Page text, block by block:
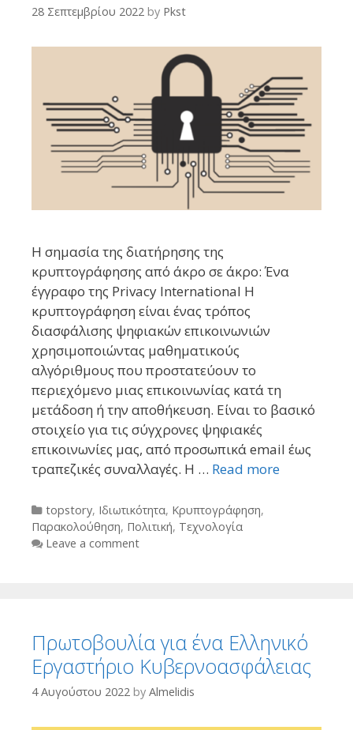
28 Σεπτεμβρίου 2022 by Pkst
H σημασία της διατήρησης της
κρυπτογράφησης από άκρο σε άκρο: Ένα
έγγραφο της Privacy International Η
κρυπτογράφηση είναι ένας τρόπος
διασφάλισης ψηφιακών επικοινωνιών
χρησιμοποιώντας μαθηματικούς
αλγόριθμους που προστατεύουν το
περιεχόμενο μιας επικοινωνίας κατά τη
μετάδοση ή την αποθήκευση. Είναι το βασικό
στοιχείο για τις σύγχρονες ψηφιακές
επικοινωνίες μας, από προσωπικά email έως
τραπεζικές συναλλαγές. Η … Read more
Categories
topstory, Ιδιωτικότητα, Κρυπτογράφηση,
Παρακολούθηση, Πολιτική, Τεχνολογία
Leave a comment
Πρωτοβουλία για ένα Ελληνικό
Εργαστήριο Κυβερνοασφάλειας
4 Αυγούστου 2022 by Almelidis